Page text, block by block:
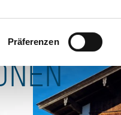
Präferenzen